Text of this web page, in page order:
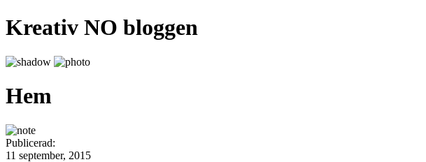
Kreativ NO bloggen
Hem
Publicerad:
11 september, 2015